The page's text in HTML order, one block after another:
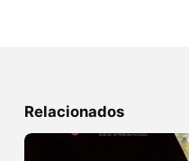
Relacionados